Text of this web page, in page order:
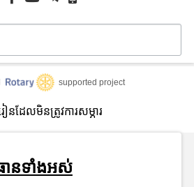
supported project
ៀនដែលមិនត្រូវការសម្ភារ
នទាំងអស់